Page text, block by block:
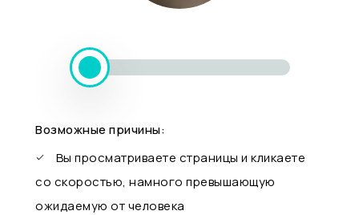
Возможные причины:
Вы просматриваете страницы и кликаете
со скоростью, намного превышающую
ожидаемую от человека